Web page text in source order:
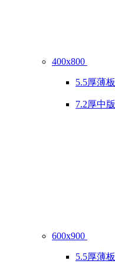
400x800
5.5厚薄板
7.2厚中版
600x900
5.5厚薄板